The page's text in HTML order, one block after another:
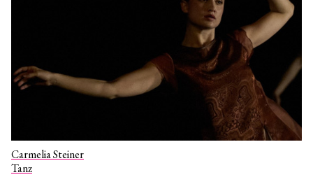
Carmelia Steiner
Tanz